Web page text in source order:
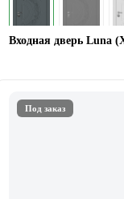
Входная дверь Luna
Под заказ